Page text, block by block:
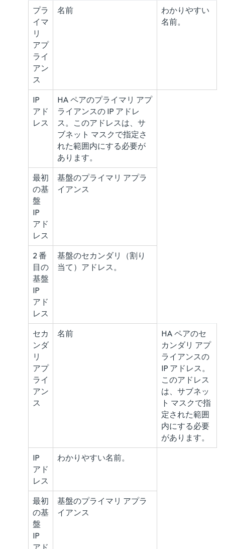
プラ
イマ
リ
アプ
ライ
アン
ス
名前
わかりやすい
名前。
IP
アド
レス
HA ペアのプライマリ アプ
ライアンスの IP アドレ
ス。このアドレスは、サ
ブネット マスクで指定さ
れた範囲内にする必要が
あります。
最初
の基
盤
IP
アド
レス
基盤のプライマリ アプラ
イアンス
2 番
目の
基盤
IP
アド
レス
基盤のセカンダリ（割り
当て）アドレス。
セカ
ンダ
リ
アプ
ライ
アン
ス
名前
HA ペアのセ
カンダリ アプ
ライアンスの
IP アドレス。
このアドレス
は、サブネッ
ト マスクで指
定された範囲
内にする必要
があります。
IP
アド
レス
わかりやすい名前。
最初
の基
盤
IP
アド
基盤のプライマリ アプラ
イアンス